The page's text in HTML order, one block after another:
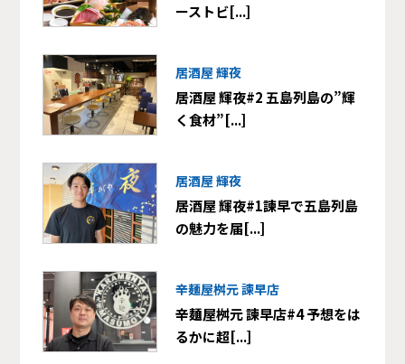
ーストビ[...]
居酒屋 輝夜
居酒屋 輝夜#2 五島列島の”輝
く食材”[...]
居酒屋 輝夜
居酒屋 輝夜#1諫早で五島列島
の魅力を届[...]
辛麺屋桝元 諫早店
辛麺屋桝元 諫早店#4 予想をは
るかに超[...]